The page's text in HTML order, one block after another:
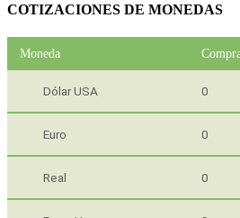
COTIZACIONES DE MONEDAS
Moneda
Dólar USA 0
Euro 0
Real 0